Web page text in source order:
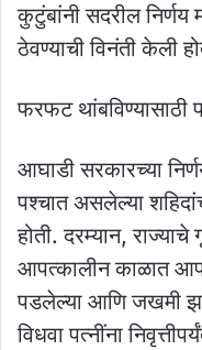
कुटुंबांनी सदरील निर्णय
ठेवण्याची विनंती केली
फरफट थांबविण्यासाठी
आघाडी सरकारच्या
पश्चात असलेल्या
होती. दरम्यान,
आपत्कालीन काळात
पडलेल्या आणि जखमी
विधवा पत्नींना